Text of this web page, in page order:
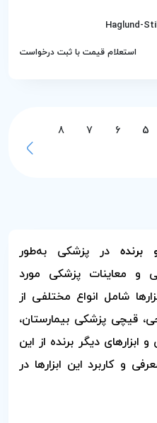
استعلام قیمت با ثبت درخواست
5
6
7
8
برنده در پزشکی به‌طور
و معاینات پزشکی مورد
شامل انواع مختلفی از
قیچی پزشکی بیمارستان،
دیگر برنده از این
و کاربرد این ابزارها در